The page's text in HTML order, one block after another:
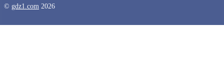
© gdz1.com 2026